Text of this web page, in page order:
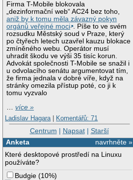
Firma T-Mobile blokovala
„dezinformační web“ AC24 bez toho,
aniž by k tomu měla závazný pokyn
orgánů veřejné moci . Píše to ve svém
rozsudku Městský soud v Praze, který
po čtyřech letech uzavřel kauzu blokace
zmíněného webu. Operátor musí
uhradit škodu ve výši 35 tisíc korun.
Advokát společnosti T-Mobile se snažil i
u odvolacího senátu argumentovat tím,
že firma jednala v dobré víře, když na
stránky omezila přístup poté, co ji k
tomu vyzvalo
…více »
Ladislav Hagara | Komentářů: 71
Centrum | Napsat| Starší
navrhněte »
Anketa
Které desktopové prostředí na Linuxu
používáte?
Budgie (10%)